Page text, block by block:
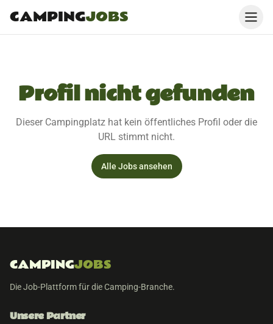
CAMPINGJOBS
Profil nicht gefunden
Dieser Campingplatz hat kein öffentliches Profil oder die
URL stimmt nicht.
Alle Jobs ansehen
CAMPINGJOBS
Die Job-Plattform für die Camping-Branche.
Unsere Partner